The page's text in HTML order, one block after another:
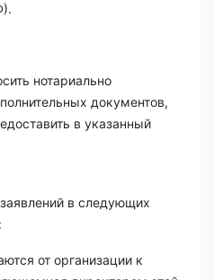
нотариально
документов,
в указанный
в следующих
от организации к